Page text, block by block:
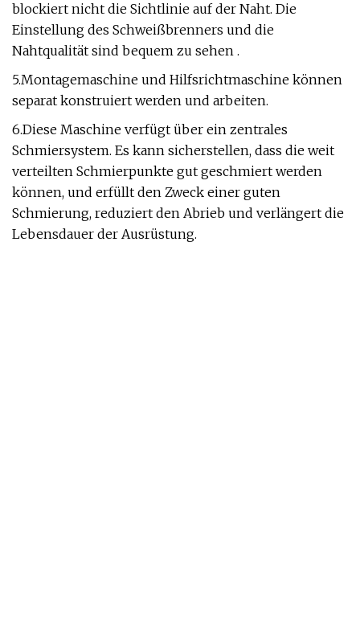
blockiert nicht die Sichtlinie auf der Naht. Die
Einstellung des Schweißbrenners und die
Nahtqualität sind bequem zu sehen .
5.Montagemaschine und Hilfsrichtmaschine können
separat konstruiert werden und arbeiten.
6.Diese Maschine verfügt über ein zentrales
Schmiersystem. Es kann sicherstellen, dass die weit
verteilten Schmierpunkte gut geschmiert werden
können, und erfüllt den Zweck einer guten
Schmierung, reduziert den Abrieb und verlängert die
Lebensdauer der Ausrüstung.